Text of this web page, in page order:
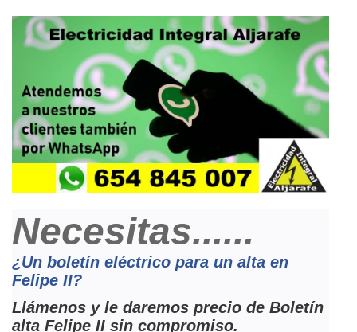
Necesitas......
¿Un boletín eléctrico para un alta en
Felipe II?
Llámenos y le daremos precio de Boletín
alta Felipe II sin compromiso.